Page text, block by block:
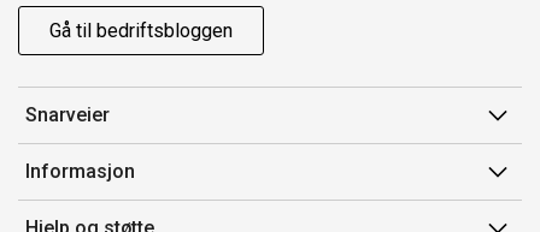
Gå til bedriftsbloggen
Snarveier
Min side
Ordreoversikt
Informasjon
Salgsbetingelser